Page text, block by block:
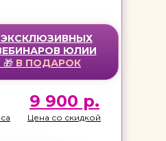
ЭКСКЛЮЗИВНЫХ
ЮЛИИ
🎁 В ПОДАРОК
Цена со скидкой
9 900 р.